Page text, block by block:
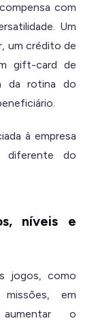
com
Um
um crédito de
gift-card de
da rotina do
à empresa
diferente do
níveis e
jogos, como
em
o